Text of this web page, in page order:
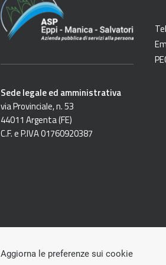
Sede legale ed amministrativa
via Provinciale, n. 53
44011 Argenta (FE)
C.F. e P.IVA 01760920387
Aggiorna le preferenze sui cookie